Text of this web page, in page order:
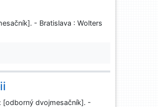
- Bratislava : Wolters
[odborný dvojmesačník]. -